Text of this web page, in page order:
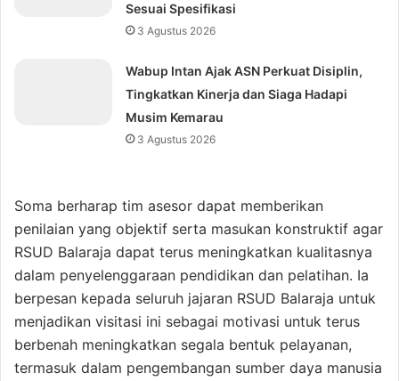
Sesuai Spesifikasi
3 Agustus 2026
Wabup Intan Ajak ASN Perkuat Disiplin,
Tingkatkan Kinerja dan Siaga Hadapi
Musim Kemarau
3 Agustus 2026
Soma berharap tim asesor dapat memberikan
penilaian yang objektif serta masukan konstruktif agar
RSUD Balaraja dapat terus meningkatkan kualitasnya
dalam penyelenggaraan pendidikan dan pelatihan. Ia
berpesan kepada seluruh jajaran RSUD Balaraja untuk
menjadikan visitasi ini sebagai motivasi untuk terus
berbenah meningkatkan segala bentuk pelayanan,
termasuk dalam pengembangan sumber daya manusia